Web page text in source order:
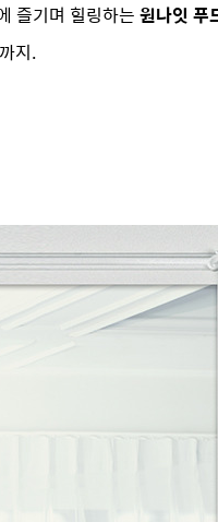
즐기며 힐링하는원나잇 푸
까지.